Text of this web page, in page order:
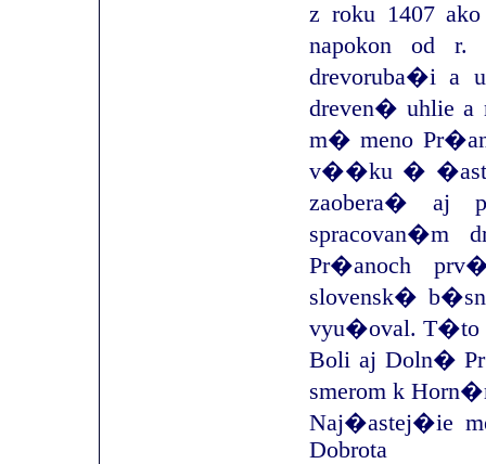
z roku 1407 ako
napokon od
drevoruba�i a
dreven� uhlie a
m� meno
v��ku � �asto
zaobera� aj
Pr�anoch
slovensk�
vyu�oval. T�to
Boli aj Doln�
smerom k
Naj�astej�ie
Dobrota